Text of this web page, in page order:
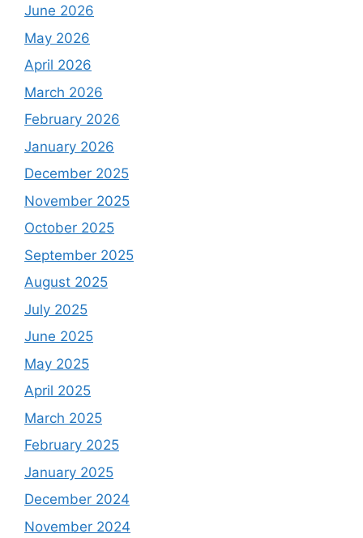
June 2026
May 2026
April 2026
March 2026
February 2026
January 2026
December 2025
November 2025
October 2025
September 2025
August 2025
July 2025
June 2025
May 2025
April 2025
March 2025
February 2025
January 2025
December 2024
November 2024